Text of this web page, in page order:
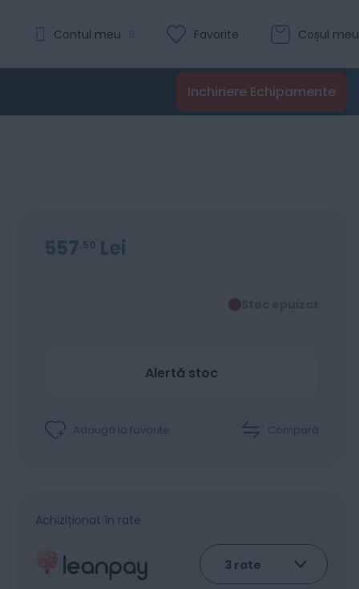
Coșul meu
Favorite
Contul meu
Inchiriere Echipamente
557 50 Lei
Stoc epuizat
Alertă stoc
Adaugă la favorite Compară
Achiziționat în rate